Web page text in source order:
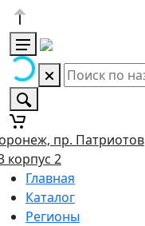
пр. Патриотов
корпус 2
Главная
Каталог
Регионы